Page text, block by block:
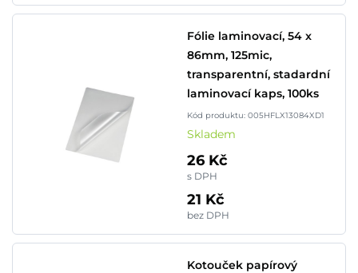
Fólie laminovací, 54 x
86mm, 125mic,
transparentní, stadardní
laminovací kaps, 100ks
Kód produktu: 005HFLX13084XD1
Skladem
26 Kč
s DPH
21 Kč
bez DPH
Kotouček papírový